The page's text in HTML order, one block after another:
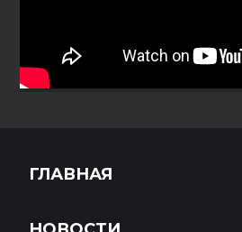
ГЛАВНАЯ